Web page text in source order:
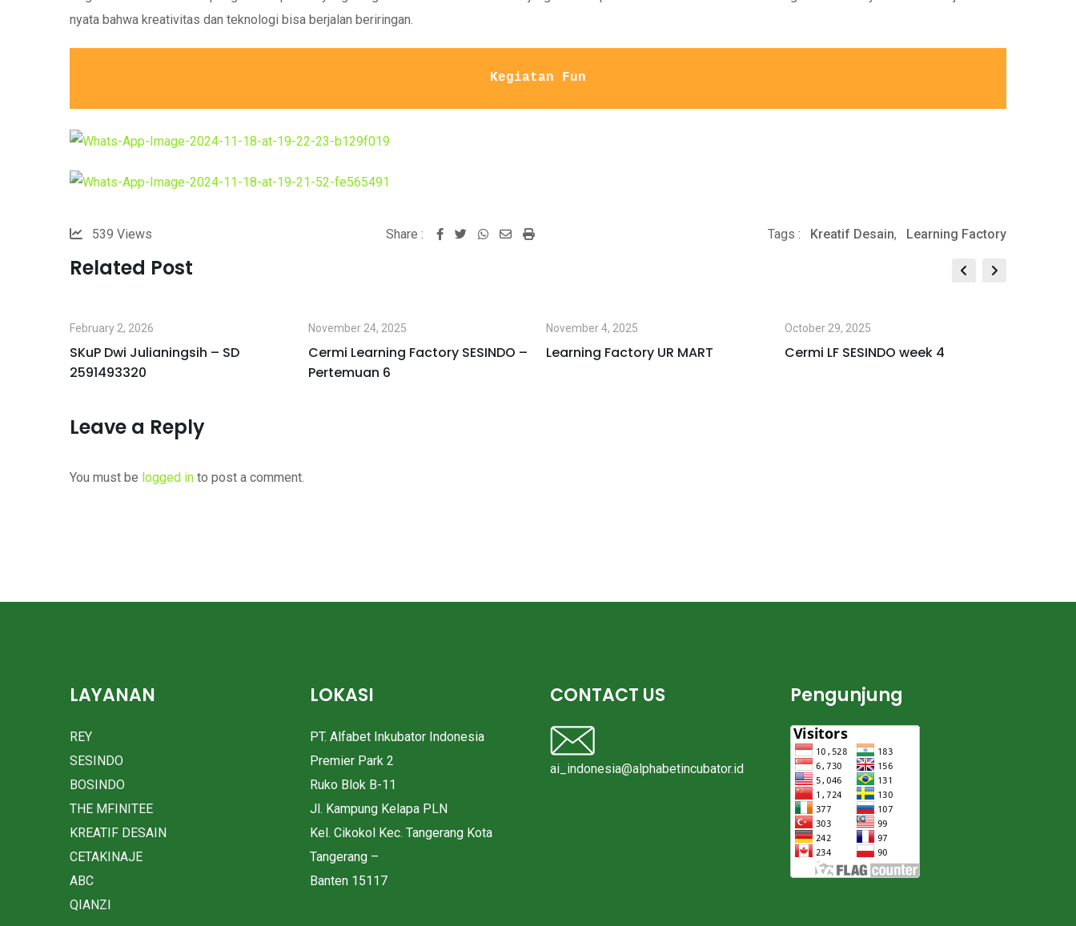
nyata bahwa kreativitas dan teknologi bisa berjalan beriringan.
Kegiatan Fun
539 Views Share : Whatsapp
SharePrint Tags : Kreatif Desain, Learning Factory
Related Post
February 2, 2026
SKuP Dwi Julianingsih – SD
2591493320
November 24, 2025
Cermi Learning Factory SESINDO –
Pertemuan 6
November 4, 2025
Learning Factory UR MART
October 29, 2025
Cermi LF SESINDO week 4
Leave a Reply
You must be logged in to post a comment.
LAYANAN
REY
SESINDO
BOSINDO
THE MFINITEE
KREATIF DESAIN
CETAKINAJE
ABC
QIANZI
LOKASI
PT. Alfabet Inkubator Indonesia
Premier Park 2
Ruko Blok B-11
Jl. Kampung Kelapa PLN
Kel. Cikokol Kec. Tangerang Kota
Tangerang –
Banten 15117
CONTACT US
ai_indonesia@alphabetincubator.id
Pengunjung